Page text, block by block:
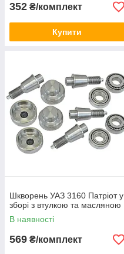
352 ₴/комплект
Купити
Шкворень УАЗ 3160 Патріот у
зборі з втулкою та масляною
В наявності
569 ₴/комплект